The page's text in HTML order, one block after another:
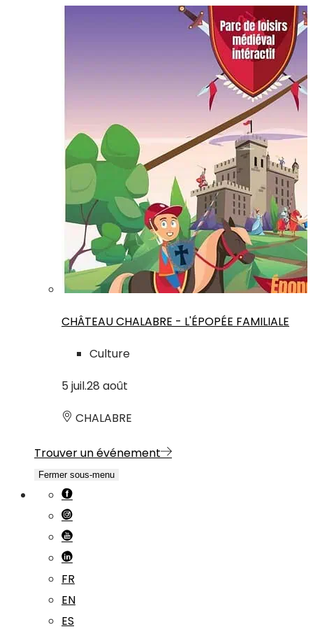
CHÂTEAU CHALABRE - L'ÉPOPÉE FAMILIALE
Culture
5 juil.28 août
CHALABRE
Trouver un événement
Fermer sous-menu
FR
EN
ES